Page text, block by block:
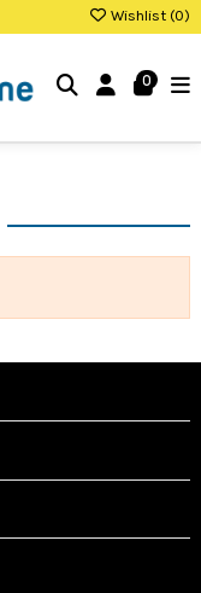
Wishlist (0)
0